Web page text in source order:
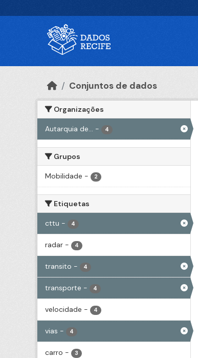
Conjuntos de dados
Organizações
Autarquia de... - 4
Grupos
Mobilidade - 2
Etiquetas
cttu - 4
radar - 4
transito - 4
transporte - 4
velocidade - 4
vias - 4
carro - 3